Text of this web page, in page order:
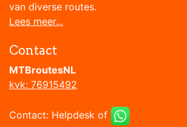
van diverse routes.
Lees meer...
Contact
MTBroutesNL
kvk: 76915492
Contact: Helpdesk of